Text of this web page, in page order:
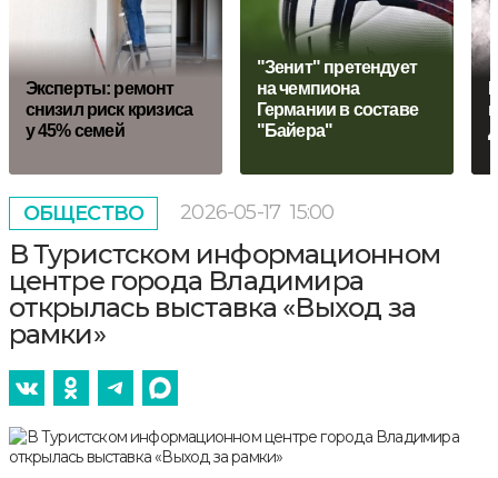
Эксперты: ремонт
снизил риск кризиса
у 45% семей
"Зенит" претендует
на чемпиона
Германии в составе
"Байера"
ОБЩЕСТВО 2026-05-17 15:00
В Туристском информационном
центре города Владимира
открылась выставка «Выход за
рамки»